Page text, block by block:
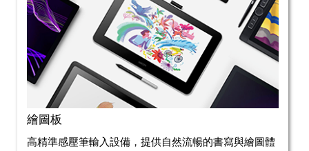
繪圖板
高精準感壓筆輸入設備，提供自然流暢的書寫與繪圖體